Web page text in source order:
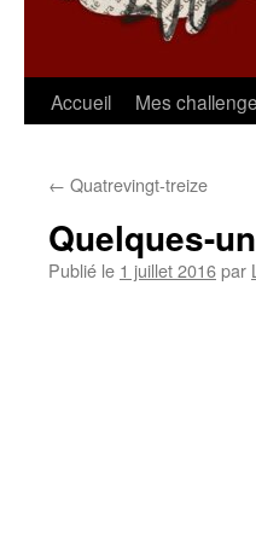
Aller
contenu
Accueil Mes
← Quatrevingt-treize
Quelques-
Publié le 1 juillet 2016par